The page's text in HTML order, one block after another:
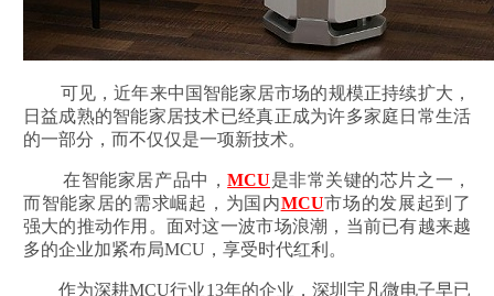
可见，近年来中国智能家居市场的规模正持续扩大，
日益成熟的智能家居技术已经真正成为许多家庭日常生活
的一部分，而不仅仅是一项新技术。
在智能家居产品中，MCU是非常关键的芯片之一，
而智能家居的需求崛起，为国内MCU市场的发展起到了
强大的推动作用。面对这一波市场浪潮，当前已有越来越
多的企业加紧布局MCU，享受时代红利。
作为深耕MCU行业13年的企业，深圳宇凡微电子早已